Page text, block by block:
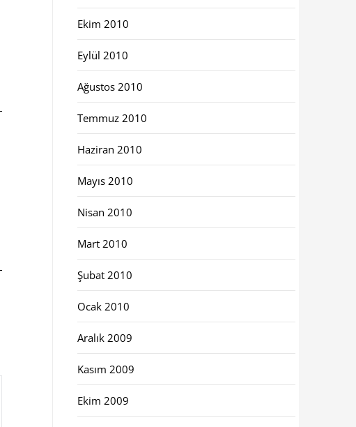
Ekim 2010
Eylül 2010
Ağustos 2010
Temmuz 2010
Haziran 2010
Mayıs 2010
Nisan 2010
Mart 2010
Şubat 2010
Ocak 2010
Aralık 2009
Kasım 2009
Ekim 2009